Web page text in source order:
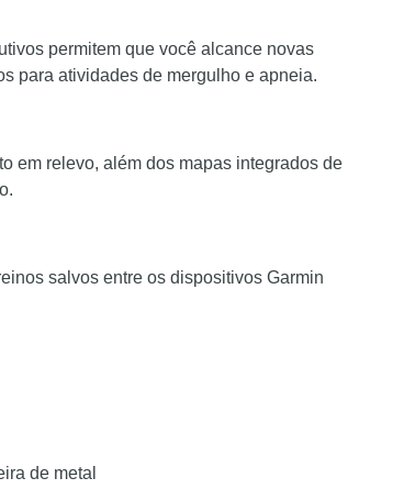
permitem que você alcance novas
para atividades de mergulho e apneia.
em relevo, além dos mapas integrados de
salvos entre os dispositivos Garmin
de metal